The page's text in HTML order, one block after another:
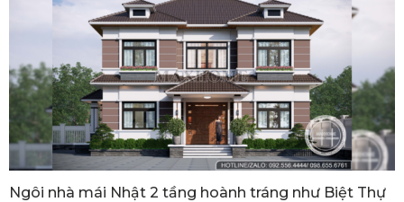
Ngôi nhà mái Nhật 2 tầng hoành tráng như Biệt Thự